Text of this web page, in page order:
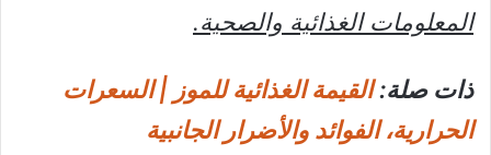
المعلومات الغذائية والصحية.
ذات صلة: القيمة الغذائية للموز | السعرات
الحرارية، الفوائد والأضرار الجانبية